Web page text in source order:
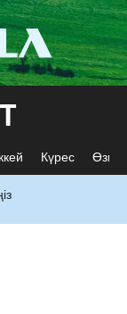
Күрес Өзге